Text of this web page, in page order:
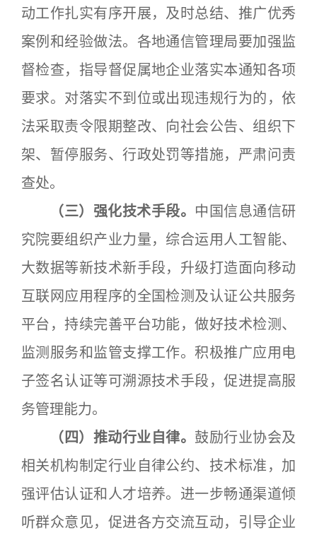
动工作扎实有序开展，及时总结、推广优秀
案例和经验做法。各地通信管理局要加强监
督检查，指导督促属地企业落实本通知各项
要求。对落实不到位或出现违规行为的，依
法采取责令限期整改、向社会公告、组织下
架、暂停服务、行政处罚等措施，严肃问责
查处。
（三）强化技术手段。 中国信息通信研
究院要组织产业力量，综合运用人工智能、
大数据等新技术新手段，升级打造面向移动
互联网应用程序的全国检测及认证公共服务
平台，持续完善平台功能，做好技术检测、
监测服务和监管支撑工作。积极推广应用电
子签名认证等可溯源技术手段，促进提高服
务管理能力。
（四）推动行业自律。 鼓励行业协会及
相关机构制定行业自律公约、技术标准，加
强评估认证和人才培养。进一步畅通渠道倾
听群众意见，促进各方交流互动，引导企业